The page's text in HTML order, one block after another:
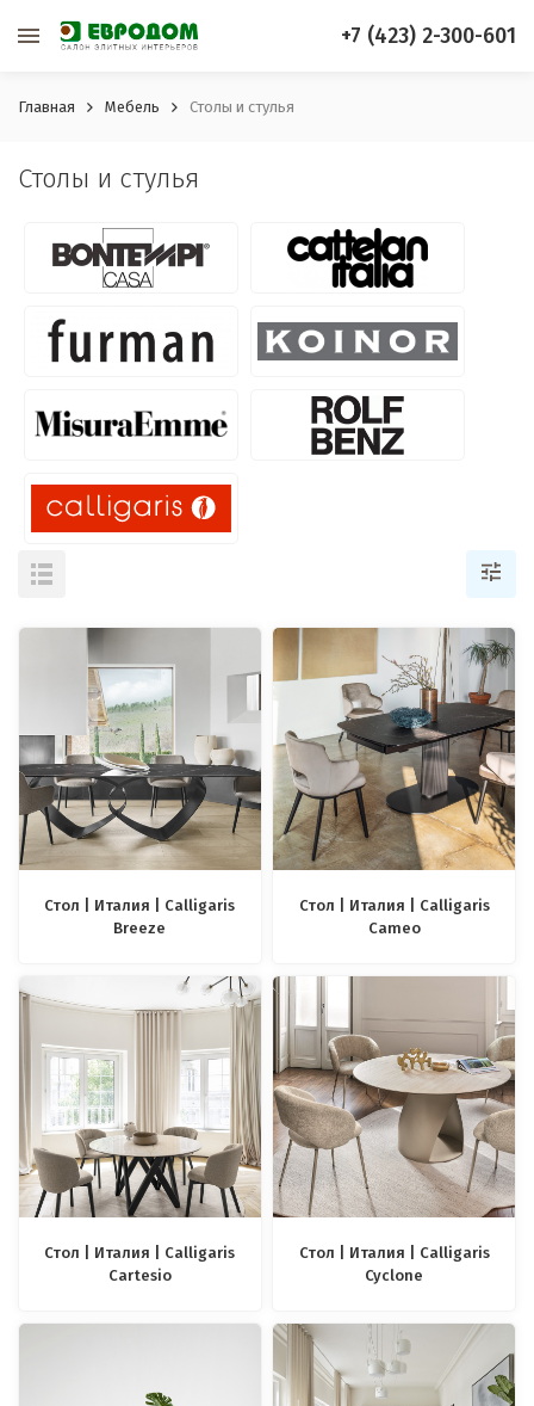
+7 (423) 2-300-601
Главная Мебель Столы и стулья
Столы и стулья
Стол | Италия | Calligaris
Breeze
Стол | Италия | Calligaris
Cameo
Стол | Италия | Calligaris
Cartesio
Стол | Италия | Calligaris
Cyclone